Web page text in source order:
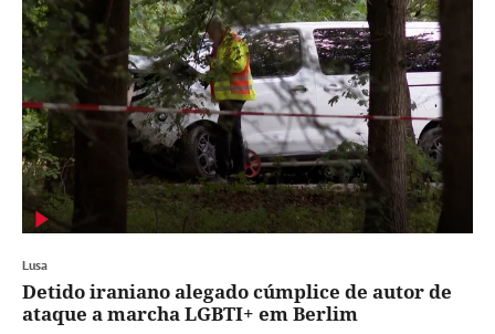
Lusa
Detido iraniano alegado cúmplice de autor de
ataque a marcha LGBTI+ em Berlim